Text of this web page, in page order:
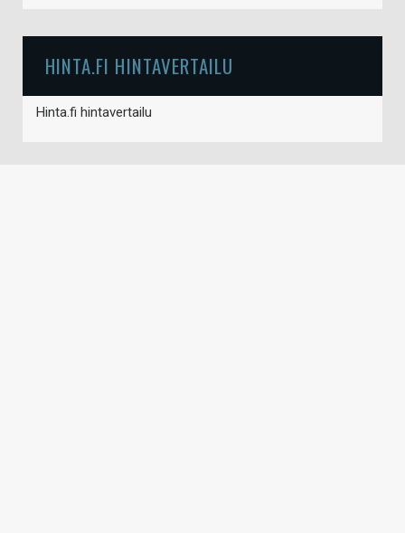
HINTA.FI HINTAVERTAILU
Hinta.fi hintavertailu